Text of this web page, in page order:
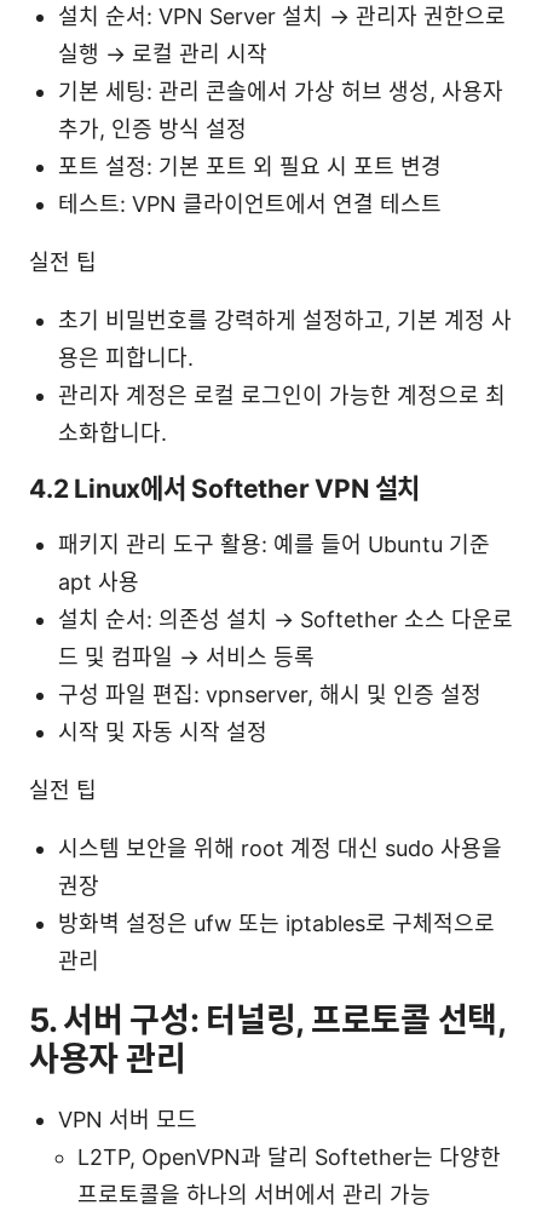
설치 순서: VPN Server 설치 → 관리자 권한으로
실행 → 로컬 관리 시작
기본 세팅: 관리 콘솔에서 가상 허브 생성, 사용자
추가, 인증 방식 설정
포트 설정: 기본 포트 외 필요 시 포트 변경
테스트: VPN 클라이언트에서 연결 테스트
실전 팁
초기 비밀번호를 강력하게 설정하고, 기본 계정 사
용은 피합니다.
관리자 계정은 로컬 로그인이 가능한 계정으로 최
소화합니다.
4.2 Linux에서 Softether VPN 설치
패키지 관리 도구 활용: 예를 들어 Ubuntu 기준
apt 사용
설치 순서: 의존성 설치 → Softether 소스 다운로
드 및 컴파일 → 서비스 등록
구성 파일 편집: vpnserver, 해시 및 인증 설정
시작 및 자동 시작 설정
실전 팁
시스템 보안을 위해 root 계정 대신 sudo 사용을
권장
방화벽 설정은 ufw 또는 iptables로 구체적으로
관리
5. 서버 구성: 터널링, 프로토콜 선택,
사용자 관리
VPN 서버 모드
L2TP, OpenVPN과 달리 Softether는 다양한
프로토콜을 하나의 서버에서 관리 가능